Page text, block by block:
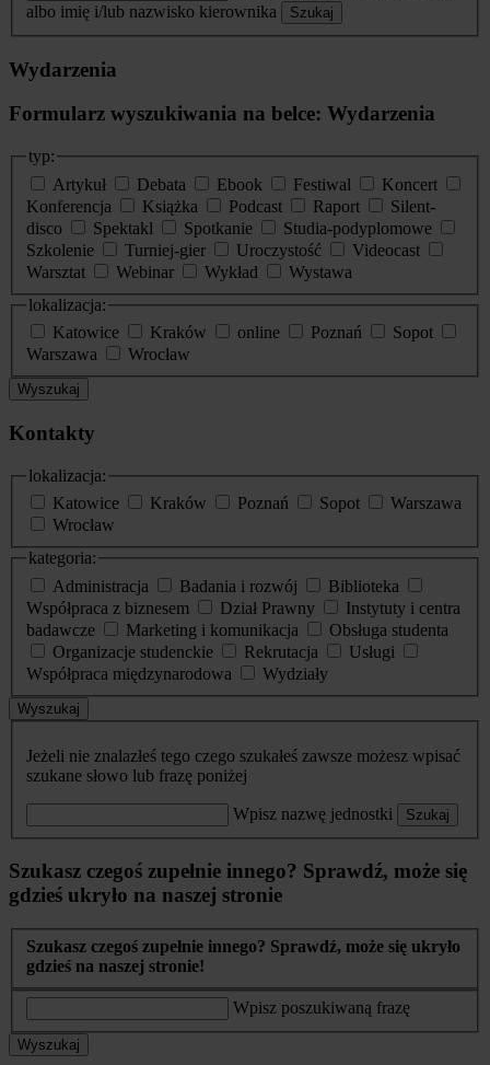
albo imię i/lub nazwisko kierownika
Szukaj
Wydarzenia
Formularz wyszukiwania na belce: Wydarzenia
typ:
Artykuł
Debata Ebook Festiwal
Koncert
Konferencja
Książka Podcast Raport
Silent-
disco
Spektakl Spotkanie
Studia-podyplomowe
Szkolenie
Turniej-gier Uroczystość
Videocast
Warsztat
Webinar Wykład
Wystawa
lokalizacja:
Katowice
Kraków online Poznań
Sopot
Warszawa
Wrocław
Wyszukaj
Kontakty
lokalizacja:
Katowice
Kraków Poznań Sopot
Warszawa
Wrocław
kategoria:
Administracja
Badania i rozwój
Biblioteka
Współpraca z biznesem
Dział Prawny
Instytuty i centra
badawcze
Marketing i komunikacja
Obsługa studenta
Organizacje studenckie
Rekrutacja
Usługi
Współpraca międzynarodowa
Wydziały
Wyszukaj
Jeżeli nie znalazłeś tego czego szukałeś zawsze możesz wpisać
szukane słowo lub frazę poniżej
Wpisz nazwę jednostki Szukaj
Szukasz czegoś zupełnie innego? Sprawdź, może się
gdzieś ukryło na naszej stronie
Szukasz czegoś zupełnie innego? Sprawdź, może się ukryło
gdzieś na naszej stronie!
Wpisz poszukiwaną frazę
Wyszukaj